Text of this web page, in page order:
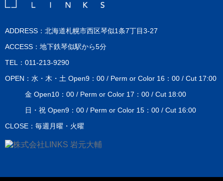
ADDRESS：北海道札幌市西区琴似1条7丁目3-27
ACCESS：地下鉄琴似駅から5分
TEL：011-213-9290
OPEN：水・木・土 Open9：00 / Perm or Color 16：00 / Cut 17:00
金 Open10：00 / Perm or Color 17：00 / Cut 18:00
日・祝 Open9：00 / Perm or Color 15：00 / Cut 16:00
CLOSE：毎週月曜・火曜